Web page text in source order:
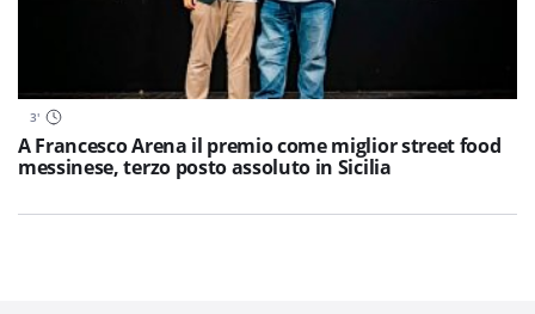
3'
A Francesco Arena il premio come miglior street food
messinese, terzo posto assoluto in Sicilia